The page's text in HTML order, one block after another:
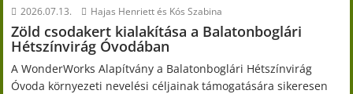
2026.07.13. Hajas Henriett és Kós Szabina
Zöld csodakert kialakítása a Balatonboglári
Hétszínvirág Óvodában
A WonderWorks Alapítvány a Balatonboglári Hétszínvirág
Óvoda környezeti nevelési céljainak támogatására sikeresen